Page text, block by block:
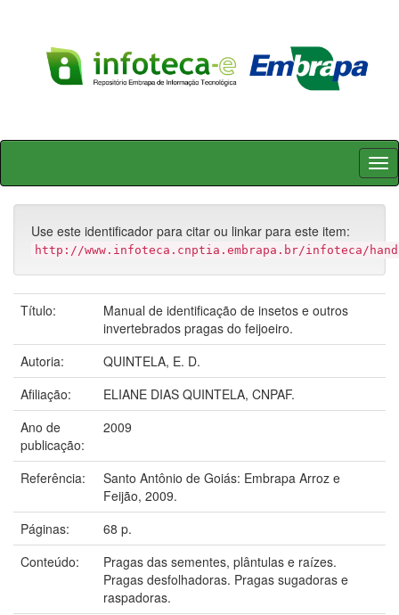
Skip
Use este identificador para citar ou linkar para este item:
http://www.infoteca.cnptia.embrapa.br/infoteca/
Título:
Manual de identificação de insetos e outros
invertebrados pragas do feijoeiro.
Autoria:
QUINTELA, E. D.
Afiliação:
ELIANE DIAS QUINTELA, CNPAF.
Ano de
publicação:
2009
Referência:
Santo Antônio de Goiás: Embrapa Arroz e
Feijão, 2009.
Páginas:
68 p.
Conteúdo:
Pragas das sementes, plântulas e raízes.
Pragas desfolhadoras. Pragas sugadoras e
raspadoras.